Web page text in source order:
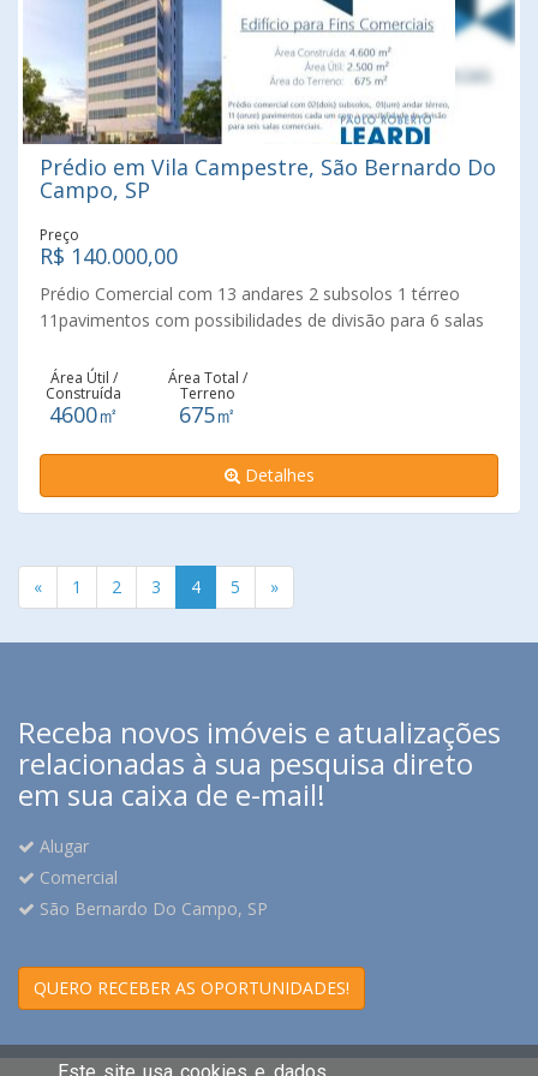
Prédio em Vila Campestre, São Bernardo Do
Campo, SP
Preço
R$ 140.000,00
Prédio Comercial com 13 andares 2 subsolos 1 térreo
11pavimentos com possibilidades de divisão para 6 salas
feminino e masculino , elevadores 2 com capacidade de
650kg cada Auditório . Do 1 ao 11 anadr salas comerciais
6 salas por andar cada andar tem 6 banheiros um por sala
,12 andar tem duas salas e dois banheiros tem uma mini
copa e duas áreas abertas . 13 andar dois vestiários
,masculino e feminino ,,uma mini copa e uma ´área aberta
Área Útil /
Construída
4600㎡
Área Total /
Terreno
675㎡
Detalhes
« 1 2 3 4 5 »
Receba novos imóveis e atualizações
relacionadas à sua pesquisa direto
em sua caixa de e-mail!
Alugar
Comercial
São Bernardo Do Campo, SP
QUERO RECEBER AS OPORTUNIDADES!